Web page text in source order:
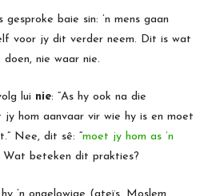
baie sin: ’n mens gaan
voor jy dit verder neem. Dit is wat
doen, nie waar nie.
lui nie: “As hy ook na die
hom aanvaar vir wie hy is en moet
Nee, dit sê: “moet jy hom as ’n
Wat beteken dit prakties?